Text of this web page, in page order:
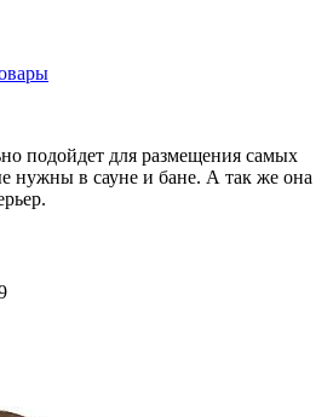
подойдет для размещения самых
нужны в сауне и бане. А так же она